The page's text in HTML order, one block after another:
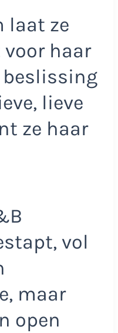
laat ze
haar
lieve
ze haar
vol
maar
open